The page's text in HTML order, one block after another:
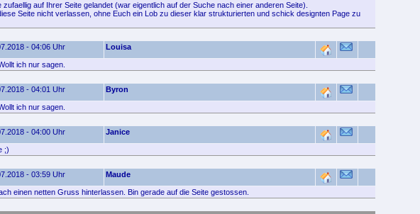
zufaellig auf Ihrer Seite gelandet (war eigentlich auf der Suche nach einer anderen Seite).
Seite nicht verlassen, ohne Euch ein Lob zu dieser klar strukturierten und schick designten Page zu
- 04:06 Uhr Louisa
ich nur sagen.
- 04:01 Uhr Byron
ich nur sagen.
- 04:00 Uhr Janice
;)
- 03:59 Uhr Maude
einen netten Gruss hinterlassen. Bin gerade auf die Seite gestossen.